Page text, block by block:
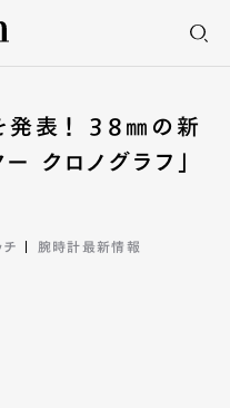
発表！ 38㎜の新
クロノグラフ」
チ 腕時計最新情報